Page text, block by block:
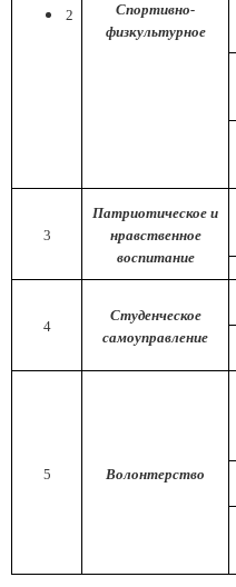
2
Спортивно-
физкультурное
3
Патриотическое и
нравственное
воспитание
4
Студенческое
самоуправление
5 Волонтерство